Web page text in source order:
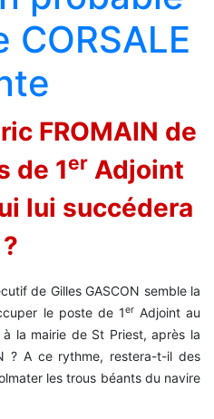
CORSALE
FROMAIN de
de 1erAdjoint
lui succédera
?
de Gilles GASCON semble la
le poste de 1erAdjoint au
la mairie de St Priest, après la
? A ce rythme, restera-t-il des
les trous béants du navire